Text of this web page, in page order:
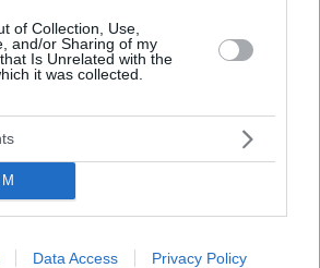
of Collection, Use,
and/or Sharing of my
Is Unrelated with the
it was collected.
Data Access Privacy Policy